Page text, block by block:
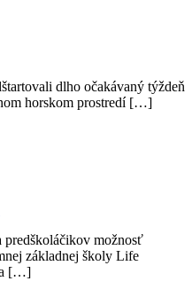
dlho očakávaný týždeň
horskom prostredí […]
predškoláčikov možnosť
základnej školy Life
[…]